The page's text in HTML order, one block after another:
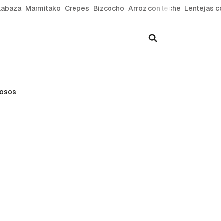
Marmitako Crepes Bizcocho Arroz con leche Lentejas